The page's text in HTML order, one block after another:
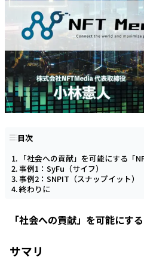
目次
「社会への貢献」を可能にする「
事例1：SyFu（サイフ）
事例2：SNPIT（スナップイット）
終わりに
「社会への貢献」を可能にす
サマリ